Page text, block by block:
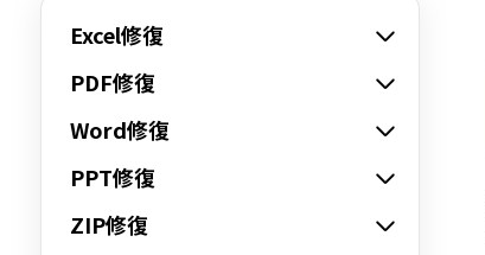
Excel修復
PDF修復
Word修復
PPT修復
ZIP修復